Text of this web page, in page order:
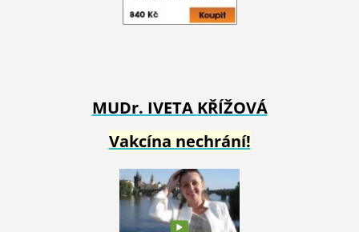
MUDr. IVETA KŘÍŽOVÁ
Vakcína nechrání!